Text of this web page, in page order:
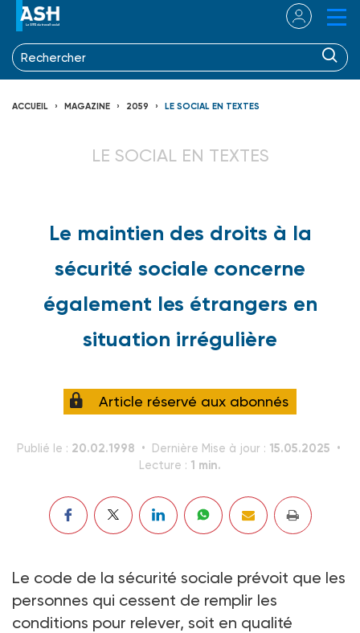
ACCUEIL MAGAZINE 2059 LE SOCIAL EN TEXTES
LE SOCIAL EN TEXTES
Le maintien des droits à la
sécurité sociale concerne
également les étrangers en
situation irrégulière
Article réservé aux abonnés
Publié le : 20.02.1998 Dernière Mise à jour : 15.05.2025
Lecture : 1 min.
Le code de la sécurité sociale prévoit que les
personnes qui cessent de remplir les
conditions pour relever, soit en qualité